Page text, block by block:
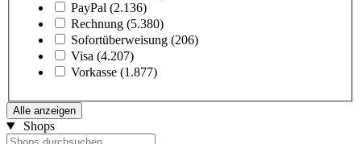
PayPal (2.136)
Rechnung (5.380)
Sofortüberweisung (206)
Visa (4.207)
Vorkasse (1.877)
Alle anzeigen
Shops